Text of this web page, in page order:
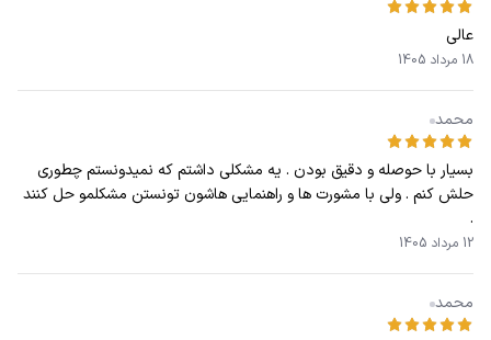
عالی
18 مرداد 1405
محمد
بسیار با حوصله و دقیق بودن . یه مشکلی داشتم که نمیدونستم چطوری
حلش کنم . ولی با مشورت ها و راهنمایی هاشون تونستن مشکلمو حل کنند
.
12 مرداد 1405
محمد